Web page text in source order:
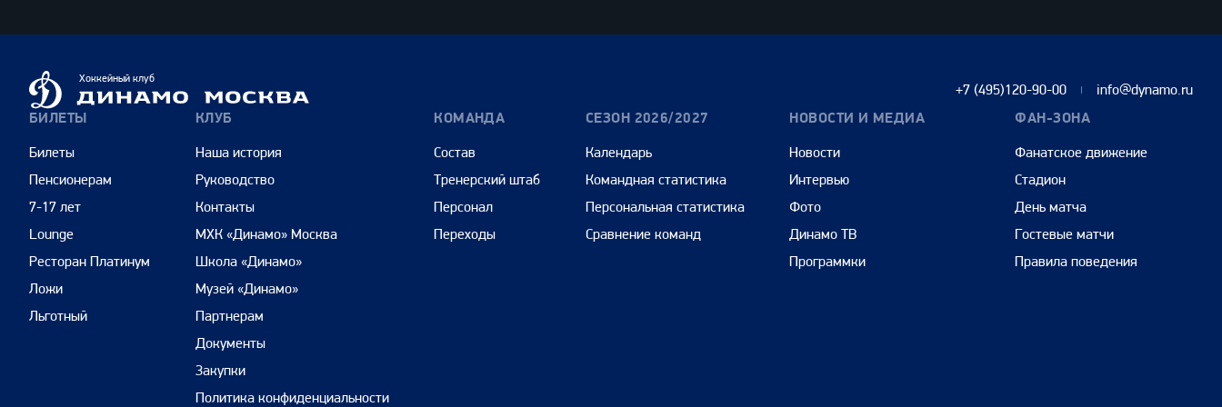
Динамо
Москва
Хоккейный клуб
+7 (495)120-90-00 info@dynamo.ru
БИЛЕТЫ
Билеты
Пенсионерам
7-17 лет
Lounge
Ресторан Платинум
Ложи
Льготный
КЛУБ
Наша история
Руководство
Контакты
МХК «Динамо» Москва
Школа «Динамо»
Музей «Динамо»
Партнерам
Документы
Закупки
Политика конфиденциальности
КОМАНДА
Состав
Тренерский штаб
Персонал
Переходы
СЕЗОН 2026/2027
Календарь
Командная статистика
Персональная статистика
Сравнение команд
НОВОСТИ И МЕДИА
Новости
Интервью
Фото
Динамо ТВ
Программки
ФАН-ЗОНА
Фанатское движение
Стадион
День матча
Гостевые матчи
Правила поведения